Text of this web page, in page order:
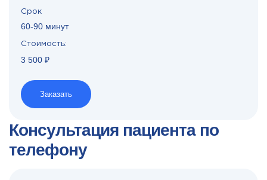
Срок
60-90 минут
Стоимость:
3 500 ₽
Заказать
Консультация пациента по
телефону